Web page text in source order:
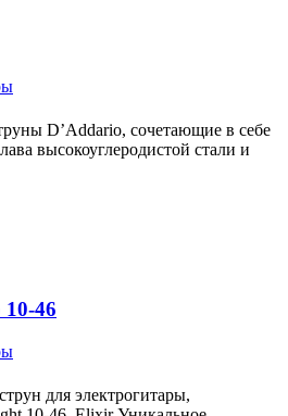
D’Addario, сочетающие в себе
высокоуглеродистой стали и
46
для электрогитары,